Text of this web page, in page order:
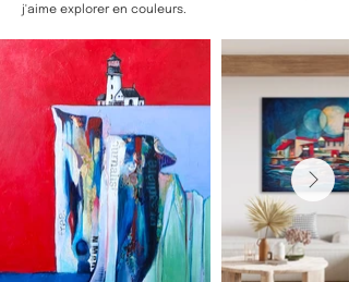
ses paysages nostalgiques et ses maisons,
idéal pour s’ancrer.
j'aime explorer en couleurs.